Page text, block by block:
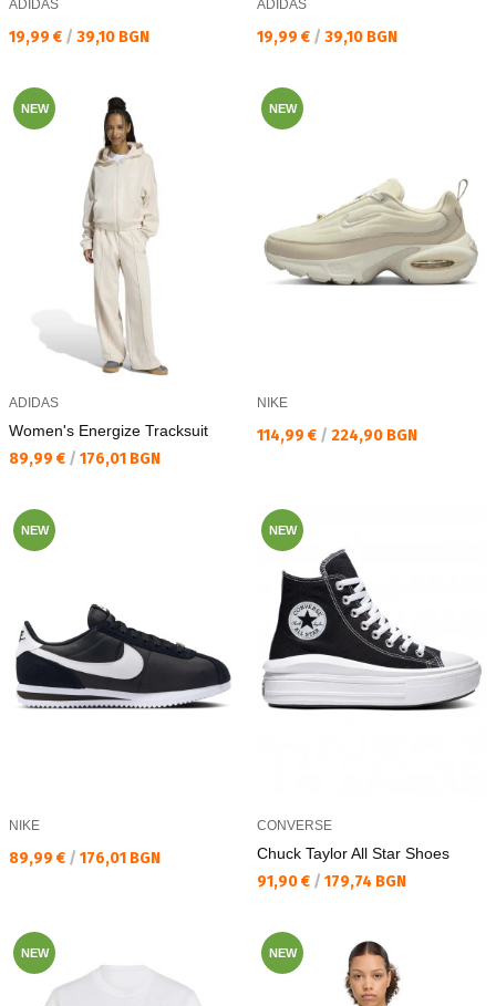
ADIDAS
Текуща цена:
19,99 € / 39,10 BGN
ADIDAS
Текуща цена:
19,99 € / 39,10 BGN
NEW
ADIDAS
Women's Energize Tracksuit
Текуща цена:
89,99 € / 176,01 BGN
NEW
NIKE
Текуща цена:
114,99 € / 224,90 BGN
NEW
NIKE
Текуща цена:
89,99 € / 176,01 BGN
NEW
CONVERSE
Chuck Taylor All Star Shoes
Текуща цена:
91,90 € / 179,74 BGN
NEW NEW